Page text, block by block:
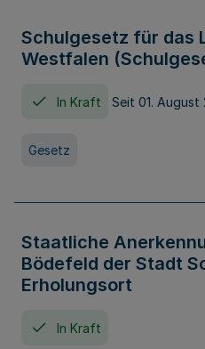
Schulgesetz für das
Westfalen
In Kraft Seit 01. August
Gesetz
Staatliche
Bödefeld der Stadt
Erholungsort
In Kraft